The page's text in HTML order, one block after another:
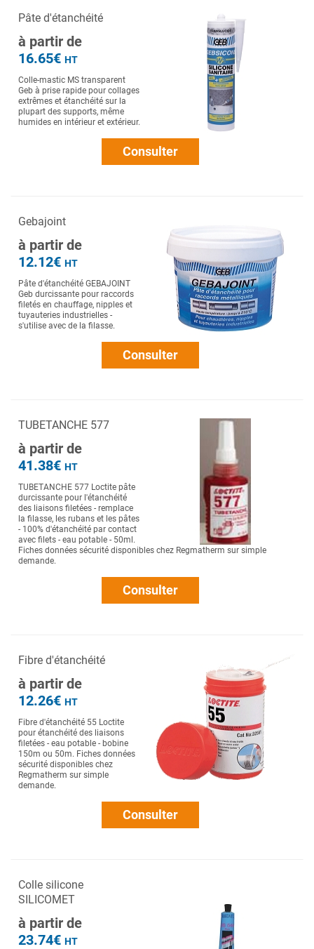
Pâte d'étanchéité
à partir de
16.65€ HT
Colle-mastic MS transparent
Geb à prise rapide pour collages
extrêmes et étanchéité sur la
plupart des supports, même
humides en intérieur et extérieur.
Consulter
Gebajoint
à partir de
12.12€ HT
Pâte d'étanchéité GEBAJOINT
Geb durcissante pour raccords
filetés en chauffage, nipples et
tuyauteries industrielles -
s'utilise avec de la filasse.
Consulter
TUBETANCHE 577
à partir de
41.38€ HT
TUBETANCHE 577 Loctite pâte
durcissante pour l'étanchéité
des liaisons filetées - remplace
la filasse, les rubans et les pâtes
- 100% d'étanchéité par contact
avec filets - eau potable - 50ml.
Fiches données sécurité disponibles chez Regmatherm sur simple
demande.
Consulter
Fibre d'étanchéité
à partir de
12.26€ HT
Fibre d'étanchéité 55 Loctite
pour étanchéité des liaisons
filetées - eau potable - bobine
150m ou 50m. Fiches données
sécurité disponibles chez
Regmatherm sur simple
demande.
Consulter
Colle silicone
SILICOMET
à partir de
23.74€ HT